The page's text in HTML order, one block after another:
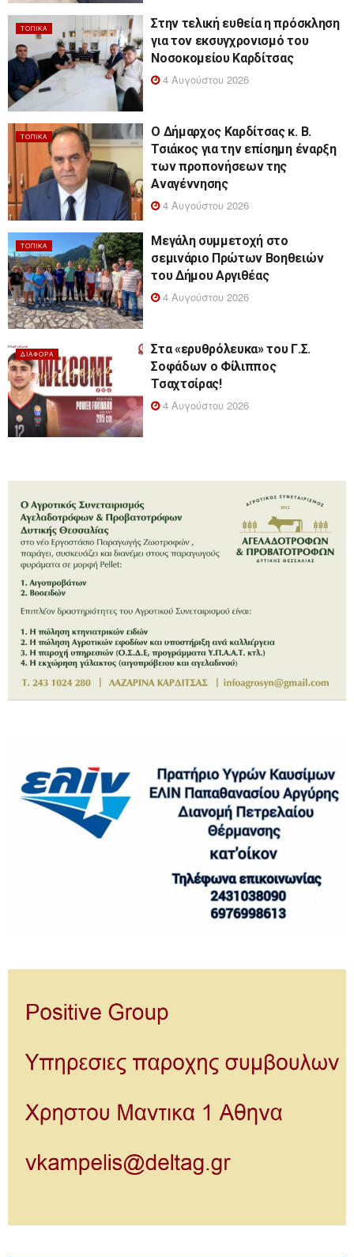
ΤΟΠΙΚΆ
Στην τελική ευθεία η πρόσκληση
για τον εκσυγχρονισμό του
Νοσοκομείου Καρδίτσας
4 Αυγούστου 2026
ΤΟΠΙΚΆ
Ο Δήμαρχος Καρδίτσας κ. Β.
Τσιάκος για την επίσημη έναρξη
των προπονήσεων της
Αναγέννησης
4 Αυγούστου 2026
ΤΟΠΙΚΆ
Μεγάλη συμμετοχή στο
σεμινάριο Πρώτων Βοηθειών
του Δήμου Αργιθέας
4 Αυγούστου 2026
ΔΙΆΦΟΡΑ
Στα «ερυθρόλευκα» του Γ.Σ.
Σοφάδων ο Φίλιππος
Τσαχτσίρας!
4 Αυγούστου 2026